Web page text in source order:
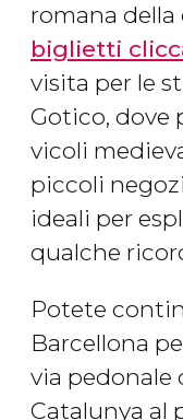
romana
biglietti
visita per le
Gotico, dove
vicoli
piccoli
ideali per
qualche
Potete
Barcellona
via pedonale
Catalunya al